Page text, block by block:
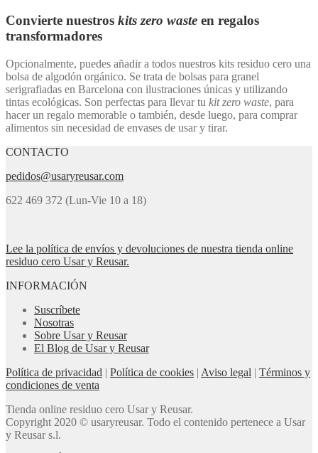
Convierte nuestros kits zero waste en regalos
transformadores
Opcionalmente, puedes añadir a todos nuestros kits residuo cero una
bolsa de algodón orgánico. Se trata de bolsas para granel
serigrafiadas en Barcelona con ilustraciones únicas y utilizando
tintas ecológicas. Son perfectas para llevar tu kit zero waste, para
hacer un regalo memorable o también, desde luego, para comprar
alimentos sin necesidad de envases de usar y tirar.
CONTACTO
pedidos@usaryreusar.com
622 469 372 (Lun-Vie 10 a 18)
Lee la política de envíos y devoluciones de nuestra tienda online
residuo cero Usar y Reusar.
INFORMACIÓN
Suscríbete
Nosotras
Sobre Usar y Reusar
El Blog de Usar y Reusar
Política de privacidad | Política de cookies | Aviso legal | Términos y
condiciones de venta
Tienda online residuo cero Usar y Reusar.
Copyright 2020 © usaryreusar. Todo el contenido pertenece a Usar
y Reusar s.l.